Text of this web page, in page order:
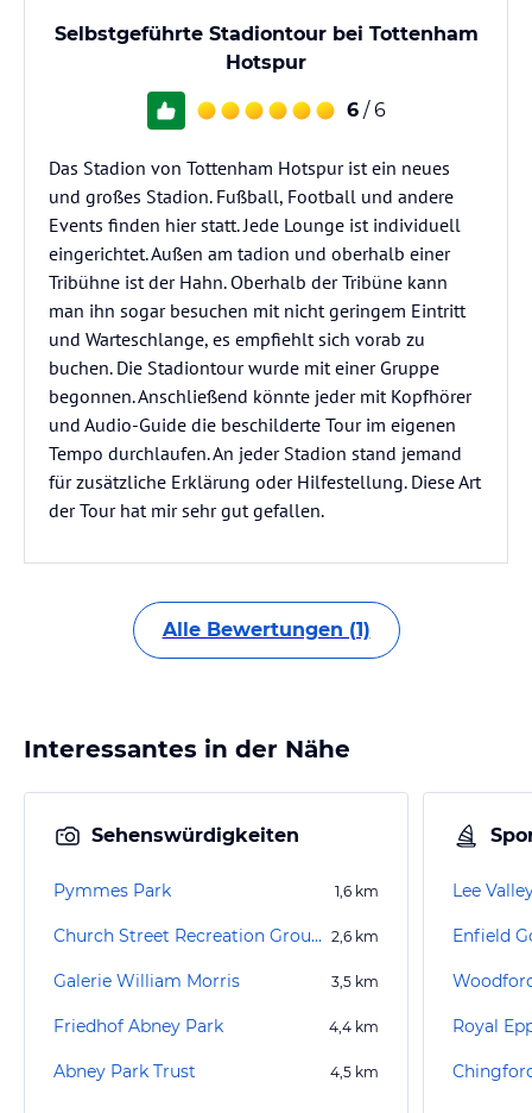
Selbstgeführte Stadiontour bei Tottenham
Hotspur
6 / 6
Das Stadion von Tottenham Hotspur ist ein neues
und großes Stadion. Fußball, Football und andere
Events finden hier statt. Jede Lounge ist individuell
eingerichtet. Außen am tadion und oberhalb einer
Tribühne ist der Hahn. Oberhalb der Tribüne kann
man ihn sogar besuchen mit nicht geringem Eintritt
und Warteschlange, es empfiehlt sich vorab zu
buchen. Die Stadiontour wurde mit einer Gruppe
begonnen. Anschließend könnte jeder mit Kopfhörer
und Audio-Guide die beschilderte Tour im eigenen
Tempo durchlaufen. An jeder Stadion stand jemand
für zusätzliche Erklärung oder Hilfestellung. Diese Art
der Tour hat mir sehr gut gefallen.
Alle Bewertungen (1)
Interessantes in der Nähe
Sehenswürdigkeiten
Pymmes Park 1,6 km
Church Street Recreation Ground 2,6 km
Galerie William Morris 3,5 km
Friedhof Abney Park 4,4 km
Abney Park Trust 4,5 km
Lee
Enfield
Royal